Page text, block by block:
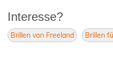
Interesse?
Brillen von Freeland Brillen